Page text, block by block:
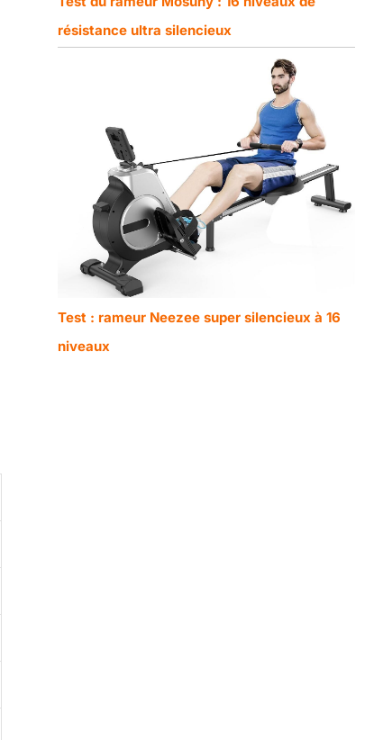
résistance ultra silencieux
Test : rameur Neezee super silencieux à 16
niveaux